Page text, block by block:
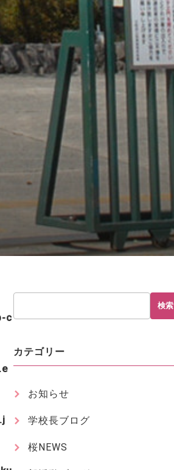
on line230
c
検索
カテゴリー
お知らせ
学校長ブログ
桜NEWS